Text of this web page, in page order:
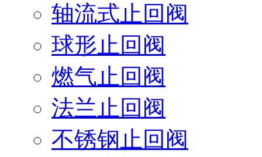
轴流式止回阀
球形止回阀
燃气止回阀
法兰止回阀
不锈钢止回阀